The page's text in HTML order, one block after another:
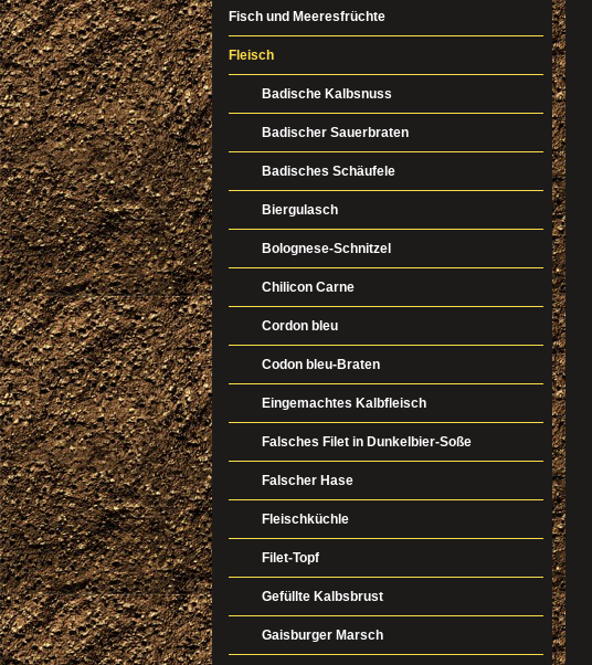
Fisch und Meeresfrüchte
Fleisch
Badische Kalbsnuss
Badischer Sauerbraten
Badisches Schäufele
Biergulasch
Bolognese-Schnitzel
Chilicon Carne
Cordon bleu
Codon bleu-Braten
Eingemachtes Kalbfleisch
Falsches Filet in Dunkelbier-Soße
Falscher Hase
Fleischküchle
Filet-Topf
Gefüllte Kalbsbrust
Gaisburger Marsch